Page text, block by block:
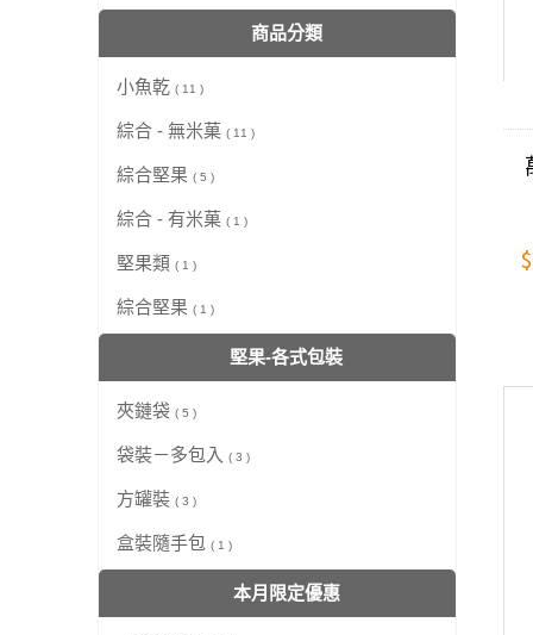
商品分類
小魚乾 ( 11 )
綜合 - 無米菓 ( 11 )
綜合堅果 ( 5 )
綜合 - 有米菓 ( 1 )
堅果類 ( 1 )
綜合堅果 ( 1 )
堅果-各式包裝
夾鏈袋 ( 5 )
袋裝－多包入 ( 3 )
方罐裝 ( 3 )
盒裝隨手包 ( 1 )
本月限定優惠